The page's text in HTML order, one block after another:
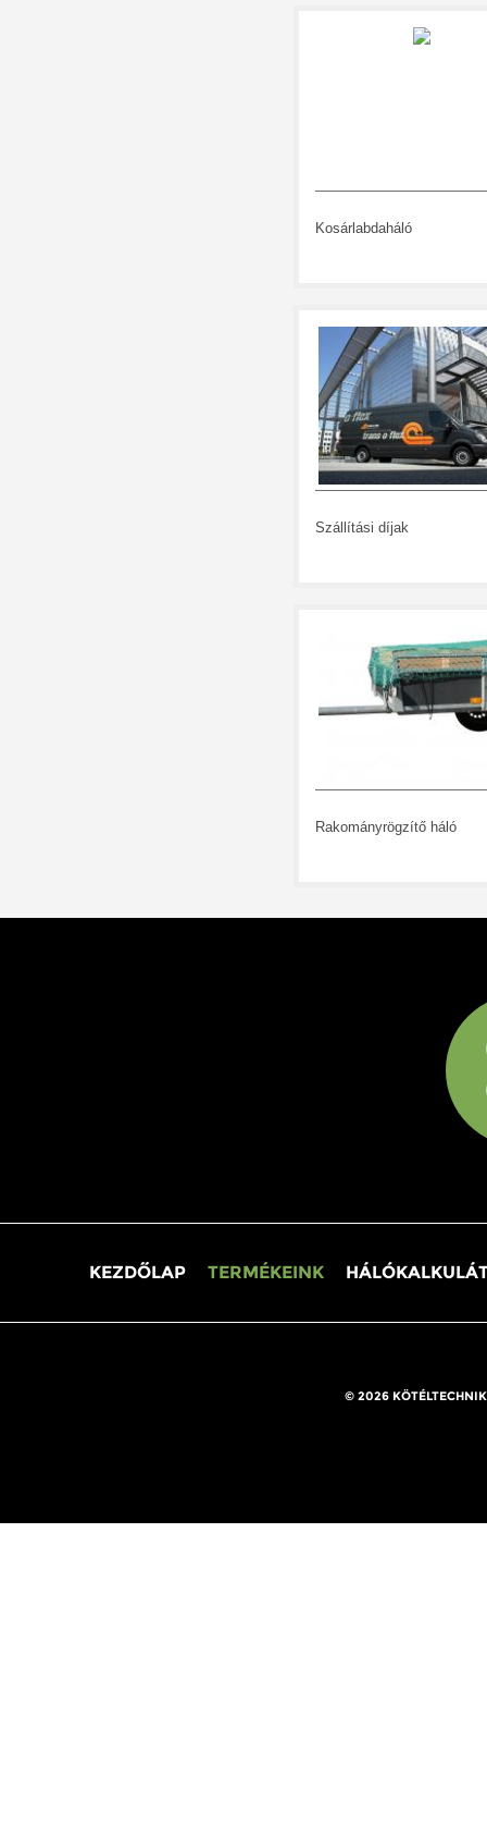
Kosárlabdaháló
Szállítási díjak
Rakományrögzítő háló
KEZDŐLAP TERMÉKEINK
© 2026